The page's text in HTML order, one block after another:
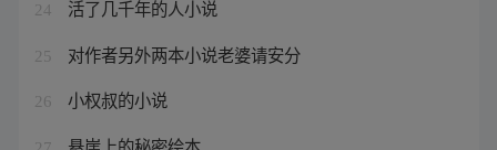
24 活了几千年的人小说
25 对作者另外两本小说老婆请安分
26 小权叔的小说